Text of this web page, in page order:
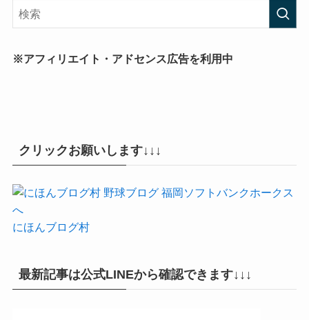
※アフィリエイト・アドセンス広告を利用中
クリックお願いします↓↓↓
にほんブログ村
最新記事は公式LINEから確認できます↓↓↓